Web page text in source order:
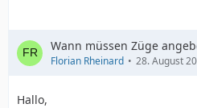
Wann müssen Züge
Florian Rheinard 28. August
Hallo,